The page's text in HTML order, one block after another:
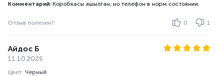
Комментарий: Коробкасы ашылган, но телефон в норм состоянии.
Отзыв полезен? 0 1
Айдос Б
11.10.2025
Цвет: Черный